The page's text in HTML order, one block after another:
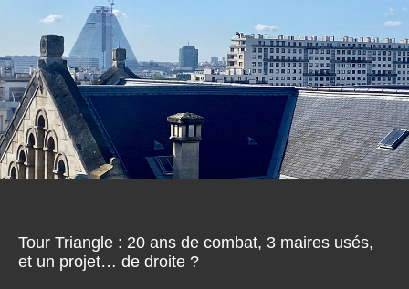
Tour Triangle : 20 ans de combat, 3 maires usés,
et un projet… de droite ?